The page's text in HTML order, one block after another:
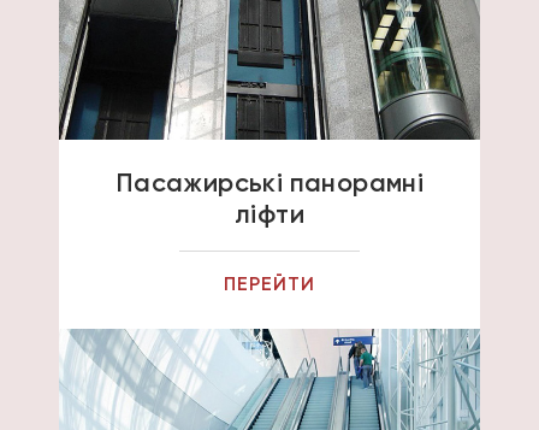
Пасажирські панорамні
ліфти
ПЕРЕЙТИ